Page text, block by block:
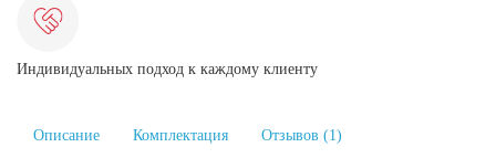
Индивидуальных подход к каждому клиенту
Описание Комплектация Отзывов (1)